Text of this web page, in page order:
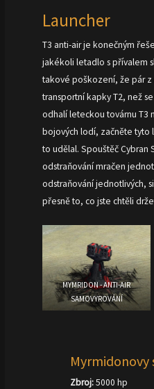
Launcher
T3 anti-air je konečným
jakékoli letadlo s přívalem
takové poškození, že pár z
transportní kapky T2, než
odhalí leteckou továrnu T3
bojových lodí, začněte tyto
to udělal. Spouštěč Cybran
odstraňování mračen
odstraňování jednotlivých,
přesně to, co jste chtěli
MYMRIDON - ANTI-AIR
SAMOVYROVÁNÍ
Zbroj:5000 hp